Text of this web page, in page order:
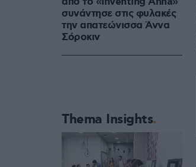
συνάντησε στις φυλακές
την απατεώνισσα Άννα
Σόροκιν
Thema Insights